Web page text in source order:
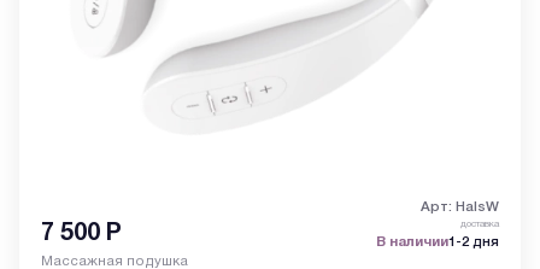
Арт: HalsW
7 500 Р доставка
В наличии1-2 дня
Массажная подушка